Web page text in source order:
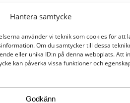
Hantera samtycke
använder vi teknik som cookies för att
Om du samtycker till dessa
eller unika ID:n på denna webbplats. Att
kan påverka vissa funktioner och
Godkänn